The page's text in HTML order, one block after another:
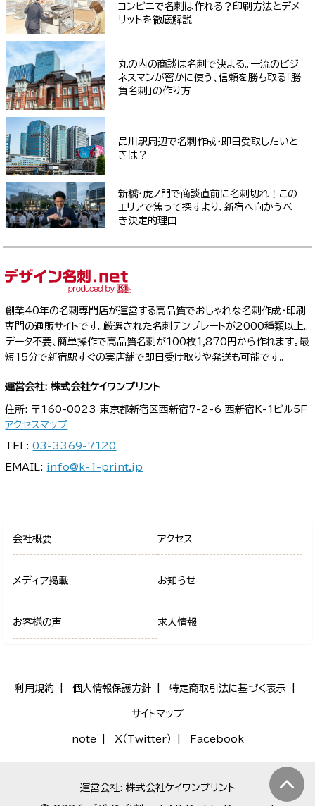
コンビニで名刺は作れる？印刷方法とデメ
リットを徹底解説
丸の内の商談は名刺で決まる。一流のビジ
ネスマンが密かに使う、信頼を勝ち取る「勝
負名刺」の作り方
品川駅周辺で名刺作成・即日受取したいと
きは？
新橋・虎ノ門で商談直前に名刺切れ！この
エリアで焦って探すより、新宿へ向かうべ
き決定的理由
創業40年の名刺専門店が運営する高品質でおしゃれな名刺作成・印刷
専門の通販サイトです。厳選された名刺テンプレートが2000種類以上。
データ不要、簡単操作で高品質名刺が100枚1,870円から作れます。最
短15分で新宿駅すぐの実店舗で即日受け取りや発送も可能です。
運営会社: 株式会社ケイワンプリント
住所: 〒160-0023 東京都新宿区西新宿7-2-6 西新宿K-1ビル5F
アクセスマップ
TEL:03-3369-7120
EMAIL: info@k-1-print.jp
会社概要 アクセス
メディア掲載 お知らせ
お客様の声 求人情報
利用規約 個人情報保護方針 特定商取引法に基づく表示
サイトマップ
note X（Twitter） Facebook
運営会社: 株式会社ケイワンプリント